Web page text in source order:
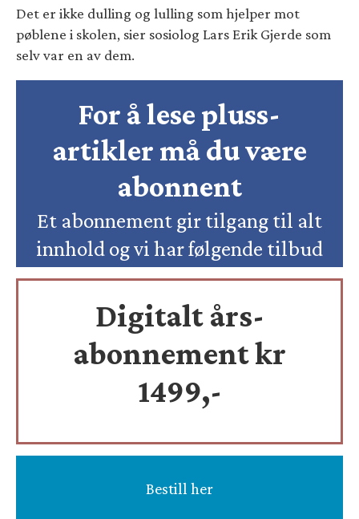
Det er ikke dulling og lulling som hjelper mot
pøblene i skolen, sier sosiolog Lars Erik Gjerde som
selv var en av dem.
For å lese pluss-
artikler må du være
abonnent
Et abonnement gir tilgang til alt
innhold og vi har følgende tilbud
Digitalt års-
abonnement kr
1499,-
Bestill her